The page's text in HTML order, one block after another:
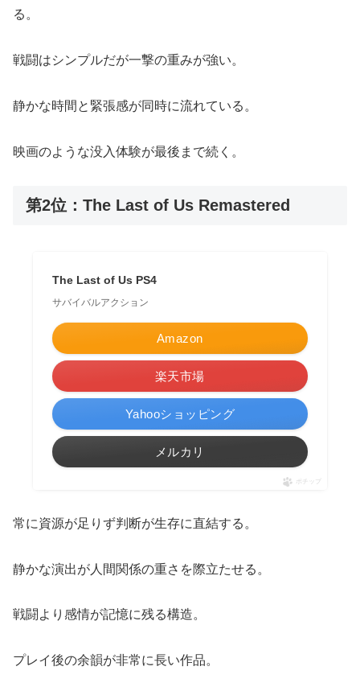
る。
戦闘はシンプルだが一撃の重みが強い。
静かな時間と緊張感が同時に流れている。
映画のような没入体験が最後まで続く。
第2位：The Last of Us Remastered
The Last of Us PS4
サバイバルアクション
Amazon
楽天市場
Yahooショッピング
メルカリ
ポチップ
常に資源が足りず判断が生存に直結する。
静かな演出が人間関係の重さを際立たせる。
戦闘より感情が記憶に残る構造。
プレイ後の余韻が非常に長い作品。